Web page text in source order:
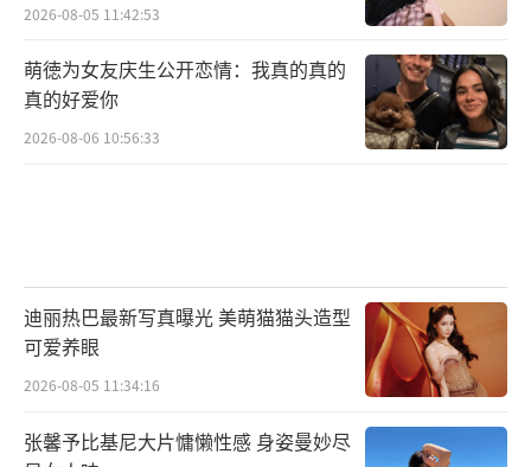
2026-08-05 11:42:53
萌徳为女友庆生公开恋情：我真的真的
真的好爱你
2026-08-06 10:56:33
迪丽热巴最新写真曝光 美萌猫猫头造型
可爱养眼
2026-08-05 11:34:16
张馨予比基尼大片慵懒性感 身姿曼妙尽